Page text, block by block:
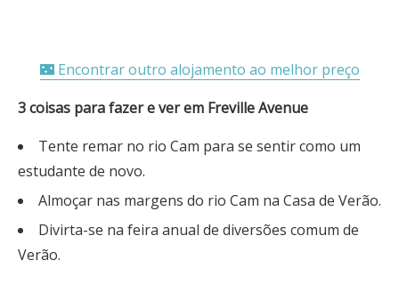
🌃 Encontrar outro alojamento ao melhor preço
3 coisas para fazer e ver em Freville Avenue
Tente remar no rio Cam para se sentir como um
estudante de novo.
Almoçar nas margens do rio Cam na Casa de Verão.
Divirta-se na feira anual de diversões comum de
Verão.